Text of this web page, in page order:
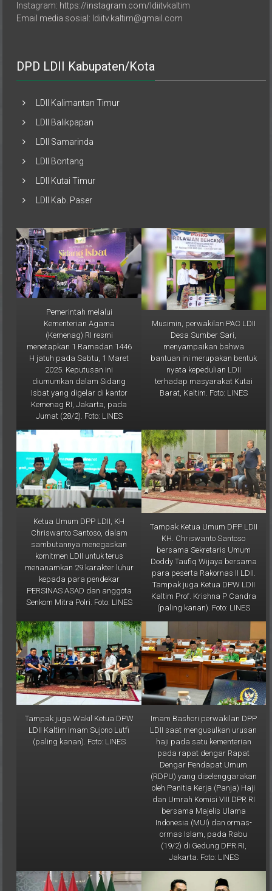
Instagram: https://instagram.com/ldiitvkaltim
Email media sosial: ldiitv.kaltim@gmail.com
DPD LDII Kabupaten/Kota
LDII Kalimantan Timur
LDII Balikpapan
LDII Samarinda
LDII Bontang
LDII Kutai Timur
LDII Kab. Paser
Pemerintah melalui
Kementerian Agama
(Kemenag) RI resmi
menetapkan 1 Ramadan 1446
H jatuh pada Sabtu, 1 Maret
2025. Keputusan ini
diumumkan dalam Sidang
Isbat yang digelar di kantor
Kemenag RI, Jakarta, pada
Jumat (28/2). Foto: LINES
Musimin, perwakilan PAC LDII
Desa Sumber Sari,
menyampaikan bahwa
bantuan ini merupakan bentuk
nyata kepedulian LDII
terhadap masyarakat Kutai
Barat, Kaltim. Foto: LINES
Ketua Umum DPP LDII, KH
Chriswanto Santoso, dalam
sambutannya menegaskan
komitmen LDII untuk terus
menanamkan 29 karakter luhur
kepada para pendekar
PERSINAS ASAD dan anggota
Senkom Mitra Polri. Foto: LINES
Tampak Ketua Umum DPP LDII
KH. Chriswanto Santoso
bersama Sekretaris Umum
Doddy Taufiq Wijaya bersama
para peserta Rakornas II LDII.
Tampak juga Ketua DPW LDII
Kaltim Prof. Krishna P Candra
(paling kanan). Foto: LINES
Tampak juga Wakil Ketua DPW
LDII Kaltim Imam Sujono Lutfi
(paling kanan). Foto: LINES
Imam Bashori perwakilan DPP
LDII saat mengusulkan urusan
haji pada satu kementerian
pada rapat dengar Rapat
Dengar Pendapat Umum
(RDPU) yang diselenggarakan
oleh Panitia Kerja (Panja) Haji
dan Umrah Komisi VIII DPR RI
bersama Majelis Ulama
Indonesia (MUI) dan ormas-
ormas Islam, pada Rabu
(19/2) di Gedung DPR RI,
Jakarta. Foto: LINES